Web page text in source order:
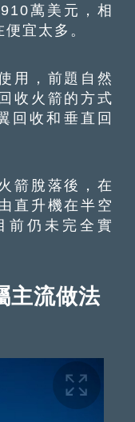
萬美元，相
宜太多。
，前題自然
收火箭的方式
回收和垂直回
脫落後，在
直升機在半空
前仍未完全實
主流做法